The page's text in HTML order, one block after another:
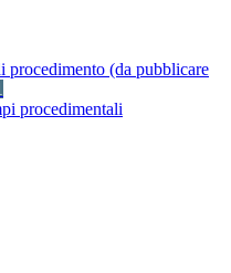
procedimento (da pubblicare
procedimentali